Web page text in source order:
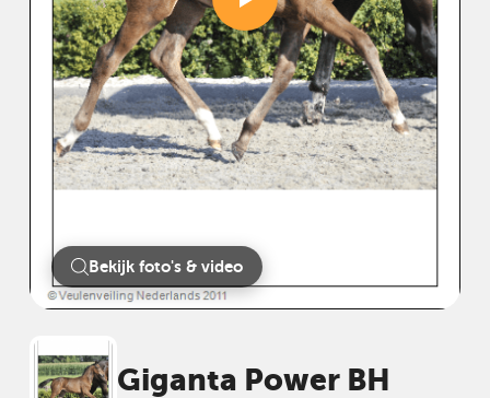
Bekijk foto's & video
Giganta Power BH